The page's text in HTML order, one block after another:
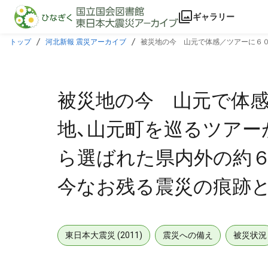
本文に飛ぶ
ギャラリー
トップ 河北新報 震災アーカイブ
被災地の今 山元で体感／ツアーに６０
被災地の今 山元で体
地、山元町を巡るツア
ら選ばれた県内外の約
今なお残る震災の痕跡と
東日本大震災 (2011) 震災への備え 被災状況